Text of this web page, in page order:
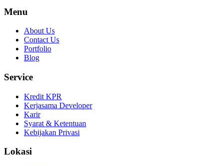
Menu
About Us
Contact Us
Portfolio
Blog
Service
Kredit KPR
Kerjasama Developer
Karir
Syarat & Ketentuan
Kebijakan Privasi
Lokasi